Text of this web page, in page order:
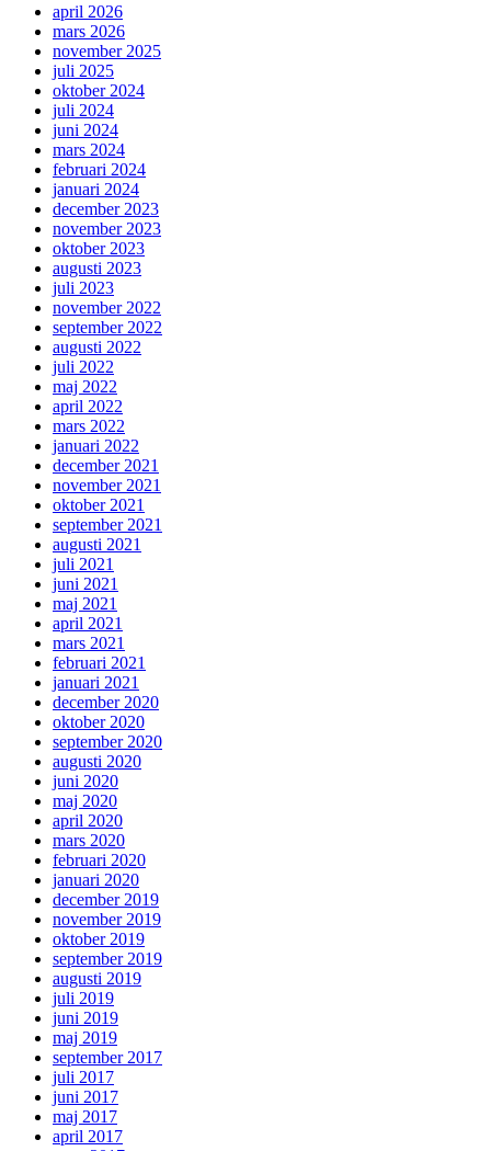
april 2026
mars 2026
november 2025
juli 2025
oktober 2024
juli 2024
juni 2024
mars 2024
februari 2024
januari 2024
december 2023
november 2023
oktober 2023
augusti 2023
juli 2023
november 2022
september 2022
augusti 2022
juli 2022
maj 2022
april 2022
mars 2022
januari 2022
december 2021
november 2021
oktober 2021
september 2021
augusti 2021
juli 2021
juni 2021
maj 2021
april 2021
mars 2021
februari 2021
januari 2021
december 2020
oktober 2020
september 2020
augusti 2020
juni 2020
maj 2020
april 2020
mars 2020
februari 2020
januari 2020
december 2019
november 2019
oktober 2019
september 2019
augusti 2019
juli 2019
juni 2019
maj 2019
september 2017
juli 2017
juni 2017
maj 2017
april 2017